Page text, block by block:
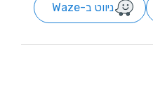
ניווט ב-Waze